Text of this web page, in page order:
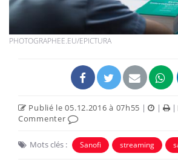
PHOTOGRAPHEE.EU/EPICTURA
Publié le 05.12.2016 à 07h55 | | |
Commenter
Mots clés : Sanofi streaming